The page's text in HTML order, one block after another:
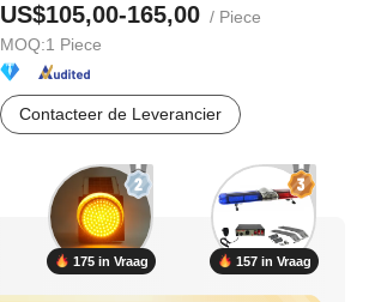
US$105,00-165,00 / Piece
MOQ:1 Piece
Contacteer de Leverancier
175 in Vraag 157 in Vraag